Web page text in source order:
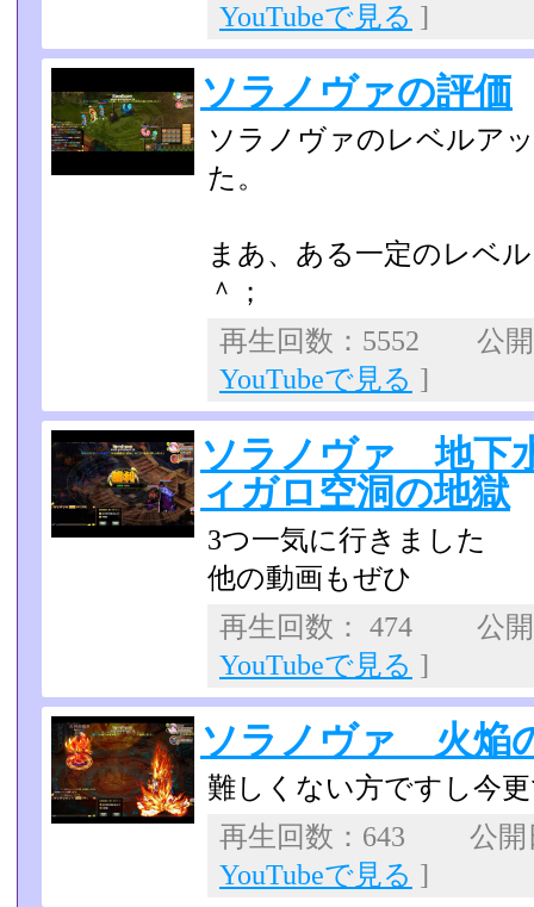
YouTubeで見る ]
ソラノヴァの評価
ソラノヴァのレベルア
た。
まあ、ある一定のレベ
＾；
再生回数：5552 公
YouTubeで見る ]
ソラノヴァ 地下
ィガロ空洞の地獄
3つ一気に行きました
他の動画もぜひ
再生回数： 474 公
YouTubeで見る ]
ソラノヴァ 火焔
難しくない方ですし今
再生回数：643 公
YouTubeで見る ]